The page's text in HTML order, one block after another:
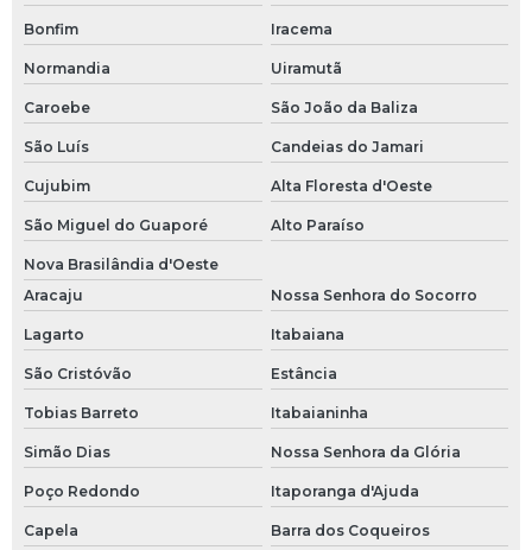
Bonfim Iracema
Normandia Uiramutã
Caroebe São João da Baliza
São Luís Candeias do Jamari
Cujubim Alta Floresta d'Oeste
São Miguel do Guaporé Alto Paraíso
Nova Brasilândia d'Oeste
Aracaju
Nossa Senhora do Socorro
Lagarto Itabaiana
São Cristóvão Estância
Tobias Barreto Itabaianinha
Simão Dias Nossa Senhora da Glória
Poço Redondo Itaporanga d'Ajuda
Capela Barra dos Coqueiros